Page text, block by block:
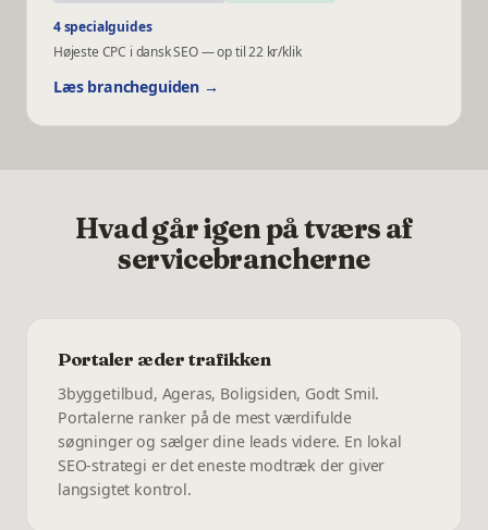
4 specialguides
Højeste CPC i dansk SEO — op til 22 kr/klik
Læs brancheguiden →
Hvad går igen på tværs af
servicebrancherne
Portaler æder trafikken
3byggetilbud, Ageras, Boligsiden, Godt Smil.
Portalerne ranker på de mest værdifulde
søgninger og sælger dine leads videre. En lokal
SEO-strategi er det eneste modtræk der giver
langsigtet kontrol.